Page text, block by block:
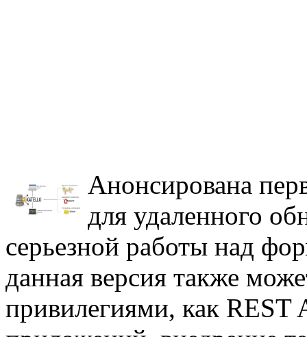
Анонсирована
для удаленного
серьезной работы над
данная версия также
привилегиями, как REST